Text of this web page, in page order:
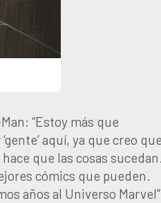
“Estoy más que
aquí, ya que creo que
que las cosas sucedan.
cómics que pueden.
años al Universo